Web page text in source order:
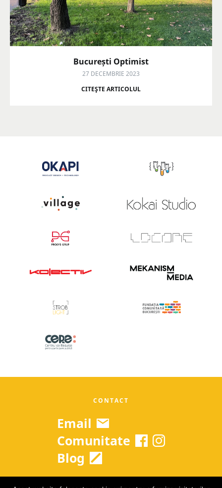
București Optimist
27 DECEMBRIE 2023
CITEŞTE ARTICOLUL
CONTACT
Email
Comunitate
Blog